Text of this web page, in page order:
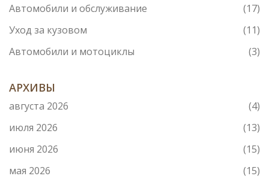
Автомобили и обслуживание
(17)
Уход за кузовом
(11)
Автомобили и мотоциклы
(3)
АРХИВЫ
августа 2026
(4)
июля 2026
(13)
июня 2026
(15)
мая 2026
(15)